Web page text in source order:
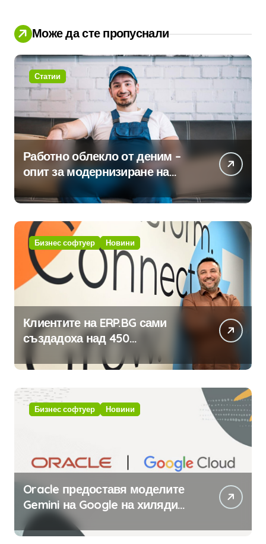
Може да сте пропуснали
Статии
Работно облекло от деним –
опит за модернизиране на
традицията
Бизнес софтуер Новини
Клиентите на ERP.BG сами
създадоха над 450
приложения за ERP системата
с помощта на вградения в нея
изкуствен интелект
Бизнес софтуер Новини
Oracle предоставя моделите
Gemini на Google на хиляди
клиенти на бизнес
приложения